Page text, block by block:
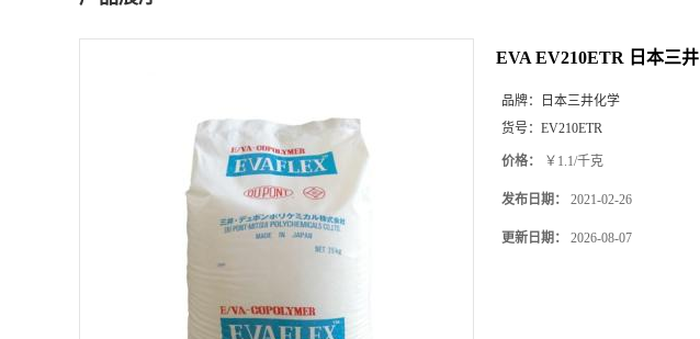
EVA EV210ETR 日本三井
品牌：
日本三井化学
货号： EV210ETR
价格： ￥1.1/千克
发布日期： 2021-02-26
更新日期： 2026-08-07